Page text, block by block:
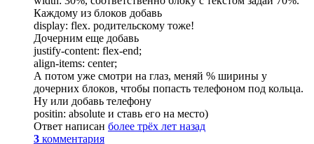
Каждому из блоков добавь
display: flex. родительскому тоже!
Дочерним еще добавь
justify-content: flex-end;
align-items: center;
А потом уже смотри на глаз, меняй % ширины у
дочерних блоков, чтобы попасть телефоном под кольца.
Ну или добавь телефону
positin: absolute и ставь его на место)
Ответ написан более трёх лет назад
3 комментария